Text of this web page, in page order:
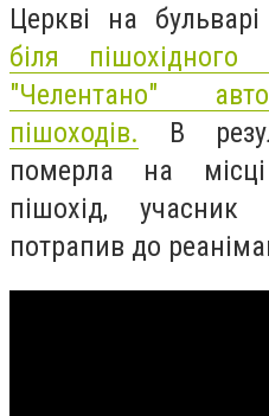
Церкві на
біля пішохідного
"Челентано"
пішоходів. В
померла на
пішохід,
потрапив до